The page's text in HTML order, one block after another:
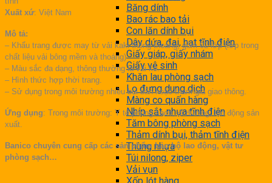
Băng dính
Bao rác bao tải
Con lăn dính bụi
Dây dứa, đai, hạt tĩnh điện
Giấy giáp, giấy nhám
Giấy vệ sinh
Khăn lau phòng sạch
Lọ đựng dung dịch
Màng co quấn hàng
Nhíp sắt, nhựa tĩnh điện
Tăm bông phòng sạch
Thảm dính bụi, thảm tĩnh điện
Thùng nhựa
Túi nilong, ziper
Vải vụn
Xuất xứ: Việt Nam
Mô tả:
– Khẩu trang được may từ vải kaki thông thoáng, gồm 02 lớp (lớp trong
chất liệu vải bông mềm và thoáng)
– Màu sắc đa dạng, thông thường là vải kẻ.
– Hình thức hợp thời trang.
– Sử dụng trong môi trường nhiều bụi bẩn hoặc tham gia giao thông.
Ứng dụng: Trong môi trường: Y tế,phòng sạch, đi đường, lao động sản
xuất.
Banico chuyên cung cấp các sản phẩm bảo hộ lao động, vật tư
phòng sạch…